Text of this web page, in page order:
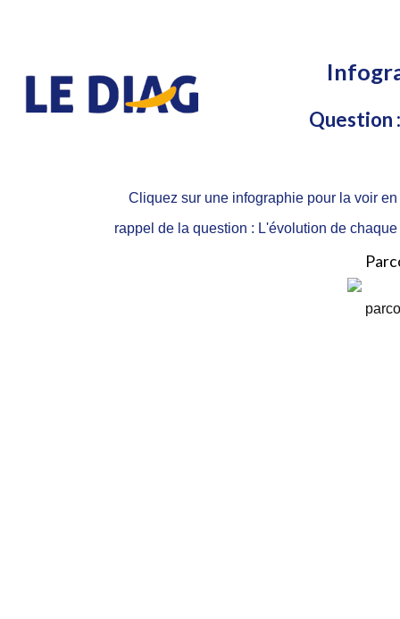
Question
Cliquez sur une infographie pour la voir
rappel de la question : L'évolution de